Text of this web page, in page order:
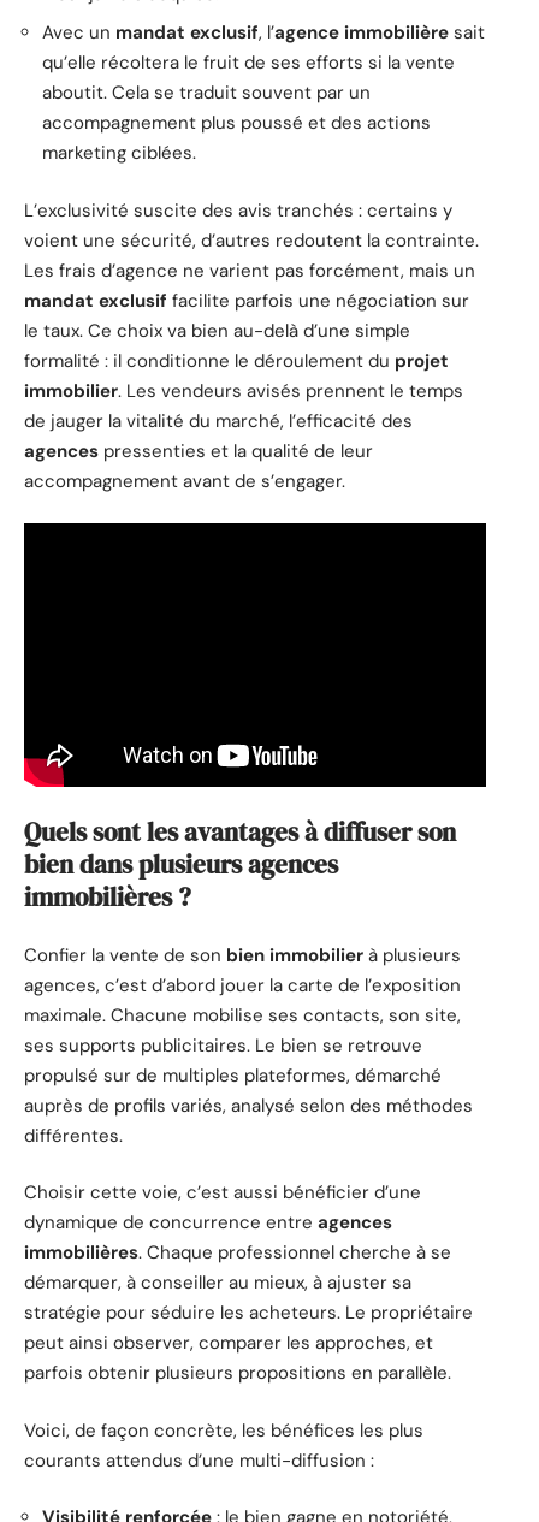
Avec un mandat exclusif, l’agence immobilière sait
qu’elle récoltera le fruit de ses efforts si la vente
aboutit. Cela se traduit souvent par un
accompagnement plus poussé et des actions
marketing ciblées.
L’exclusivité suscite des avis tranchés : certains y
voient une sécurité, d’autres redoutent la contrainte.
Les frais d’agence ne varient pas forcément, mais un
mandat exclusif facilite parfois une négociation sur
le taux. Ce choix va bien au-delà d’une simple
formalité : il conditionne le déroulement du projet
immobilier. Les vendeurs avisés prennent le temps
de jauger la vitalité du marché, l’efficacité des
agences pressenties et la qualité de leur
accompagnement avant de s’engager.
Quels sont les avantages à diffuser son
bien dans plusieurs agences
immobilières ?
Confier la vente de son bien immobilier à plusieurs
agences, c’est d’abord jouer la carte de l’exposition
maximale. Chacune mobilise ses contacts, son site,
ses supports publicitaires. Le bien se retrouve
propulsé sur de multiples plateformes, démarché
auprès de profils variés, analysé selon des méthodes
différentes.
Choisir cette voie, c’est aussi bénéficier d’une
dynamique de concurrence entre agences
immobilières. Chaque professionnel cherche à se
démarquer, à conseiller au mieux, à ajuster sa
stratégie pour séduire les acheteurs. Le propriétaire
peut ainsi observer, comparer les approches, et
parfois obtenir plusieurs propositions en parallèle.
Voici, de façon concrète, les bénéfices les plus
courants attendus d’une multi-diffusion :